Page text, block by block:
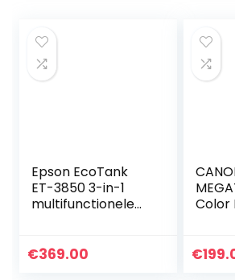
Epson EcoTank
ET-3850 3-in-1
multifunctionele
scanner, printer,
€369.00
Color
€